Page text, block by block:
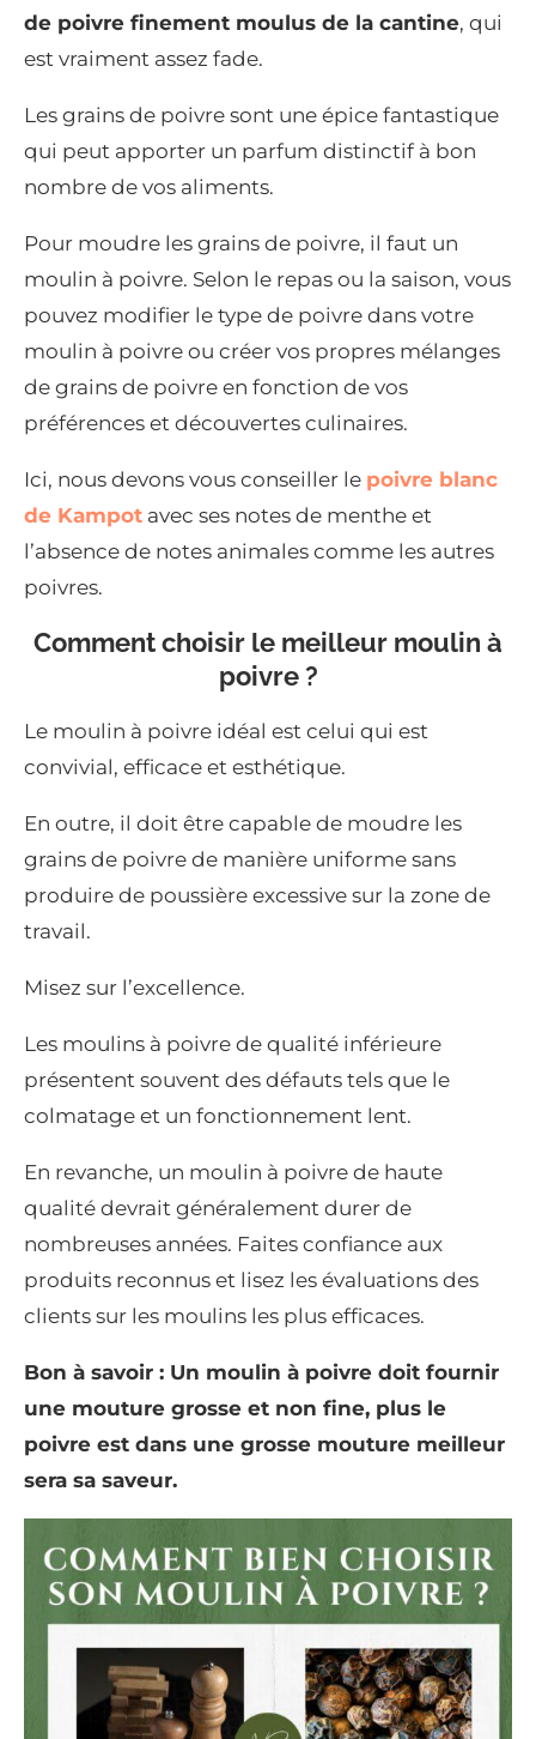
de poivre finement moulus de la cantine, qui
est vraiment assez fade.
Les grains de poivre sont une épice fantastique
qui peut apporter un parfum distinctif à bon
nombre de vos aliments.
Pour moudre les grains de poivre, il faut un
moulin à poivre. Selon le repas ou la saison, vous
pouvez modifier le type de poivre dans votre
moulin à poivre ou créer vos propres mélanges
de grains de poivre en fonction de vos
préférences et découvertes culinaires.
Ici, nous devons vous conseiller le poivre blanc
de Kampot avec ses notes de menthe et
l’absence de notes animales comme les autres
poivres.
Comment choisir le meilleur moulin à
poivre ?
Le moulin à poivre idéal est celui qui est
convivial, efficace et esthétique.
En outre, il doit être capable de moudre les
grains de poivre de manière uniforme sans
produire de poussière excessive sur la zone de
travail.
Misez sur l’excellence.
Les moulins à poivre de qualité inférieure
présentent souvent des défauts tels que le
colmatage et un fonctionnement lent.
En revanche, un moulin à poivre de haute
qualité devrait généralement durer de
nombreuses années. Faites confiance aux
produits reconnus et lisez les évaluations des
clients sur les moulins les plus efficaces.
Bon à savoir : Un moulin à poivre doit fournir
une mouture grosse et non fine, plus le
poivre est dans une grosse mouture meilleur
sera sa saveur.